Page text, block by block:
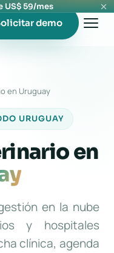
US$ 59/mes
demo
en Uruguay
URUGUAY
en
en la nube
y hospitales
clínica, agenda